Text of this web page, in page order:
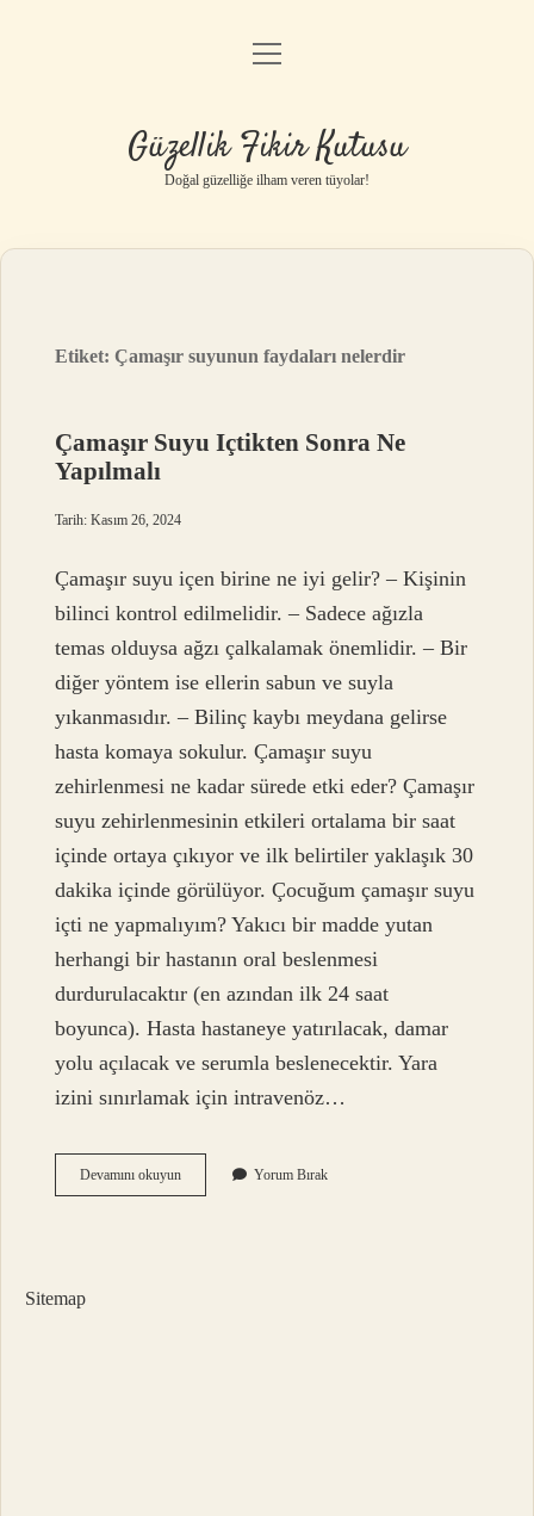
Anasayfa
Yasal Uyarı
menüyü
Güzellik Fikir Kutusu
Doğal güzelliğe ilham veren tüyolar!
Etiket:Çamaşır suyunun faydaları nelerdir
Çamaşır Suyu Içtikten Sonra Ne
Yapılmalı
Tarih: Kasım 26, 2024
Çamaşır suyu içen birine ne iyi gelir? – Kişinin
bilinci kontrol edilmelidir. – Sadece ağızla
temas olduysa ağzı çalkalamak önemlidir. – Bir
diğer yöntem ise ellerin sabun ve suyla
yıkanmasıdır. – Bilinç kaybı meydana gelirse
hasta komaya sokulur. Çamaşır suyu
zehirlenmesi ne kadar sürede etki eder? Çamaşır
suyu zehirlenmesinin etkileri ortalama bir saat
içinde ortaya çıkıyor ve ilk belirtiler yaklaşık 30
dakika içinde görülüyor. Çocuğum çamaşır suyu
içti ne yapmalıyım? Yakıcı bir madde yutan
herhangi bir hastanın oral beslenmesi
durdurulacaktır (en azından ilk 24 saat
boyunca). Hasta hastaneye yatırılacak, damar
yolu açılacak ve serumla beslenecektir. Yara
izini sınırlamak için intravenöz…
Devamını okuyunÇamaşır
Suyu
Yorum Bırak
Sitemap